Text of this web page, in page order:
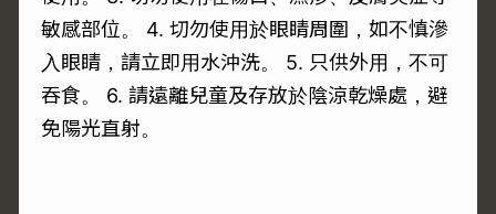
敏感部位。 4. 切勿使用於眼睛周圍，如不慎滲
入眼睛，請立即用水沖洗。 5. 只供外用，不可
吞食。 6. 請遠離兒童及存放於陰涼乾燥處，避
免陽光直射。